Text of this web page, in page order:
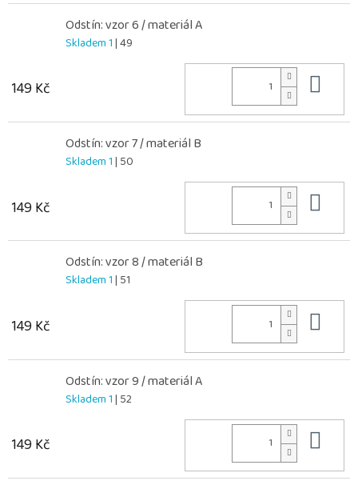
Odstín: vzor 6 / materiál A
Skladem 1| 49
149 Kč
Odstín: vzor 7 / materiál B
Skladem 1| 50
149 Kč
Odstín: vzor 8 / materiál B
Skladem 1| 51
149 Kč
Odstín: vzor 9 / materiál A
Skladem 1| 52
149 Kč